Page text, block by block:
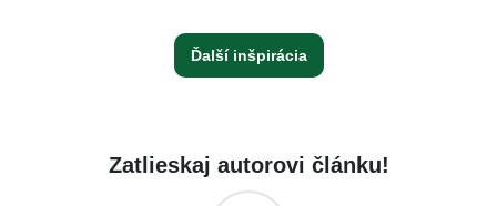
Ďalší inšpirácia
Zatlieskaj autorovi článku!